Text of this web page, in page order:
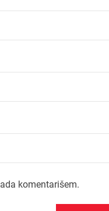
komentarišem.